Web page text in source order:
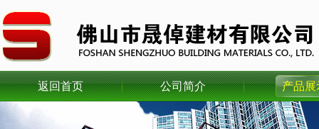
返回首页 公司简介 产品展